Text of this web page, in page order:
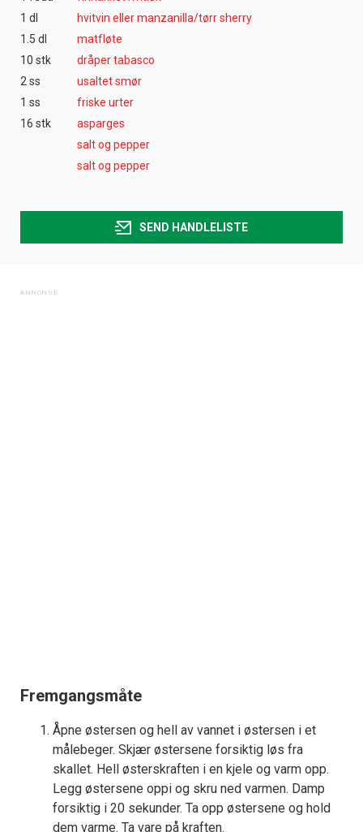
1 dl
hvitvin eller manzanilla/tørr sherry
1.5 dl
matfløte
10 stk
dråper tabasco
2 ss
usaltet smør
1 ss
friske urter
16 stk
asparges
salt og pepper
salt og pepper
SEND HANDLELISTE
Fremgangsmåte
Åpne østersen og hell av vannet i østersen i et
målebeger. Skjær østersene forsiktig løs fra
skallet. Hell østerskraften i en kjele og varm opp.
Legg østersene oppi og skru ned varmen. Damp
forsiktig i 20 sekunder. Ta opp østersene og hold
dem varme. Ta vare på kraften.